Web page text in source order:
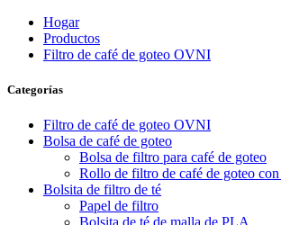
Hogar
Productos
Filtro de café de goteo OVNI
Categorías
Filtro de café de goteo OVNI
Bolsa de café de goteo
Bolsa de filtro para café de goteo
Rollo de filtro de café de goteo con
Bolsita de filtro de té
Papel de filtro